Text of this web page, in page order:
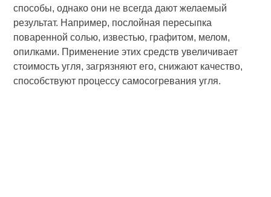
способы, однако они не всегда дают желаемый
результат. Например, послойная пересыпка
поваренной солью, известью, графитом, мелом,
опилками. Применение этих средств увеличивает
стоимость угля, загрязняют его, снижают качество,
способствуют процессу самосогревания угля.